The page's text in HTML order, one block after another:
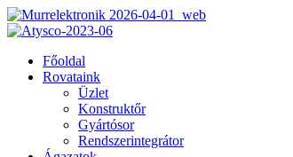
Főoldal
Rovataink
Üzlet
Konstruktőr
Gyártósor
Rendszerintegrátor